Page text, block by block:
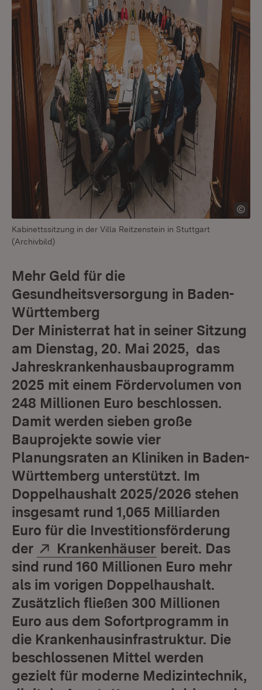
Kabinettssitzung in der Villa Reitzenstein in Stuttgart
(Archivbild)
Mehr Geld für die
Gesundheitsversorgung in Baden-
Württemberg
Der Ministerrat hat in seiner Sitzung
am Dienstag, 20. Mai 2025, das
Jahreskrankenhausbauprogramm
2025 mit einem Fördervolumen von
248 Millionen Euro beschlossen.
Damit werden sieben große
Bauprojekte sowie vier
Planungsraten an Kliniken in Baden-
Württemberg unterstützt. Im
Doppelhaushalt 2025/2026 stehen
insgesamt rund 1,065 Milliarden
Euro für die Investitionsförderung
der
Extern:
Krankenhäuser(Öffnet in
bereit. Das
sind rund 160 Millionen Euro mehr
als im vorigen Doppelhaushalt.
Zusätzlich fließen 300 Millionen
Euro aus dem Sofortprogramm in
die Krankenhausinfrastruktur. Die
beschlossenen Mittel werden
gezielt für moderne Medizintechnik,